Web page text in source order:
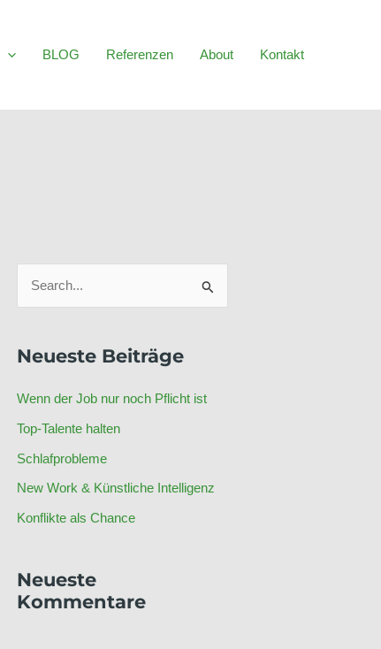
BLOG Referenzen About Kontakt
h
n
n
a
c
h
Neueste Beiträge
Wenn der Job nur noch Pflicht ist
Top-Talente halten
Schlafprobleme
New Work & Künstliche Intelligenz
Konflikte als Chance
Neueste
Kommentare